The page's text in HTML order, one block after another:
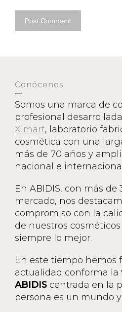
Conócenos
Somos una marca de
profesional
Ximart, laboratorio
cosmética con una
más de 70 años y
nacional e
En ABIDIS, con más de
mercado, nos
compromiso con la
de nuestros
siempre lo mejor.
En este tiempo hemos
actualidad conforma la
ABIDIS centrada en la
persona es un mundo